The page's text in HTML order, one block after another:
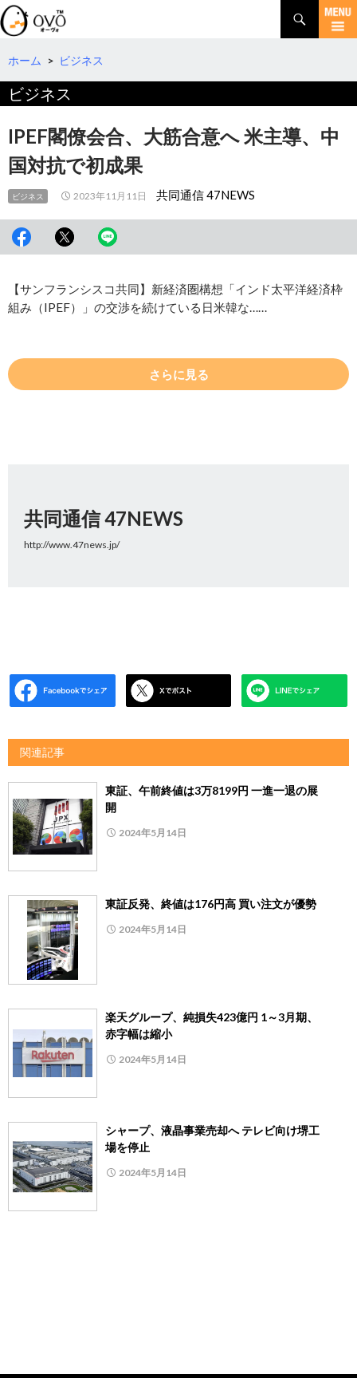
検
索
コ
テ
へ
移
動
ホーム > ビジネス
ビジネス
IPEF閣僚会合、大筋合意へ 米主導、中
国対抗で初成果
ビジネス 2023年11月11日 共同通信 47NEWS
【サンフランシスコ共同】新経済圏構想「インド太平洋経済枠
組み（IPEF）」の交渉を続けている日米韓な……
さらに見る
共同通信 47NEWS
http://www.47news.jp/
関連記事
東証、午前終値は3万8199円 一進一退の展
開
2024年5月14日
東証反発、終値は176円高 買い注文が優勢
2024年5月14日
楽天グループ、純損失423億円 1～3月期、
赤字幅は縮小
2024年5月14日
シャープ、液晶事業売却へ テレビ向け堺工
場を停止
2024年5月14日